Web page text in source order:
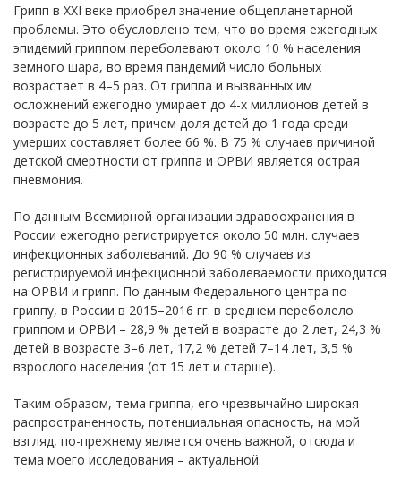
Грипп в XXI веке приобрел значение общепланетарной
проблемы. Это обусловлено тем, что во время ежегодных
эпидемий гриппом переболевают около 10 % населения
земного шара, во время пандемий число больных
возрастает в 4–5 раз. От гриппа и вызванных им
осложнений ежегодно умирает до 4-х миллионов детей в
возрасте до 5 лет, причем доля детей до 1 года среди
умерших составляет более 66 %. В 75 % случаев причиной
детской смертности от гриппа и ОРВИ является острая
пневмония.
По данным Всемирной организации здравоохранения в
России ежегодно регистрируется около 50 млн. случаев
инфекционных заболеваний. До 90 % случаев из
регистрируемой инфекционной заболеваемости приходится
на ОРВИ и грипп. По данным Федерального центра по
гриппу, в России в 2015–2016 гг. в среднем переболело
гриппом и ОРВИ – 28,9 % детей в возрасте до 2 лет, 24,3 %
детей в возрасте 3–6 лет, 17,2 % детей 7–14 лет, 3,5 %
взрослого населения (от 15 лет и старше).
Таким образом, тема гриппа, его чрезвычайно широкая
распространенность, потенциальная опасность, на мой
взгляд, по-прежнему является очень важной, отсюда и
тема моего исследования – актуальной.